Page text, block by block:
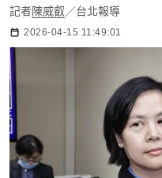
記者陳威叡 ／台北報導
2026-04-15 11:49:01